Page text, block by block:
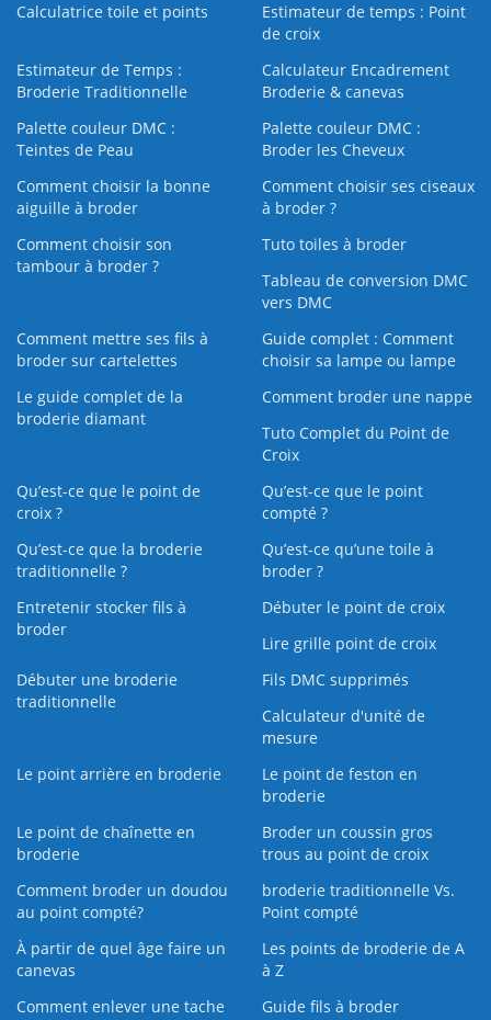
Calculatrice toile et points
Estimateur de temps : Point
de croix
Estimateur de Temps :
Broderie Traditionnelle
Calculateur Encadrement
Broderie & canevas
Palette couleur DMC :
Teintes de Peau
Palette couleur DMC :
Broder les Cheveux
Comment choisir la bonne
aiguille à broder
Comment choisir ses ciseaux
à broder ?
Comment choisir son
tambour à broder ?
Tuto toiles à broder
Tableau de conversion DMC
vers DMC
Comment mettre ses fils à
broder sur cartelettes
Guide complet : Comment
choisir sa lampe ou lampe
Le guide complet de la
broderie diamant
Comment broder une nappe
Tuto Complet du Point de
Croix
Qu’est-ce que le point de
croix ?
Qu’est-ce que le point
compté ?
Qu’est-ce que la broderie
traditionnelle ?
Qu’est‑ce qu’une toile à
broder ?
Entretenir stocker fils à
broder
Débuter le point de croix
Lire grille point de croix
Débuter une broderie
traditionnelle
Fils DMC supprimés
Calculateur d'unité de
mesure
Le point arrière en broderie
Le point de feston en
broderie
Le point de chaînette en
broderie
Broder un coussin gros
trous au point de croix
Comment broder un doudou
au point compté?
broderie traditionnelle Vs.
Point compté
À partir de quel âge faire un
canevas
Les points de broderie de A
à Z
Comment enlever une tache
Guide fils à broder